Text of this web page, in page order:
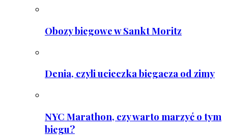
Obozy biegowe w Sankt Moritz
Denia, czyli ucieczka biegacza od zimy
NYC Marathon, czy warto marzyć o tym
biegu?